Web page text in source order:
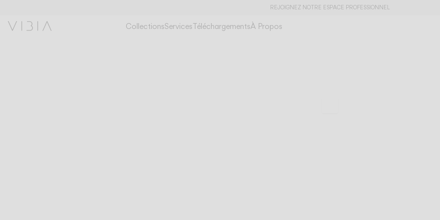
REJOIGNEZ NOTRE ESPACE PROFESSIONNEL
CollectionsServicesTéléchargementsÀ Propos